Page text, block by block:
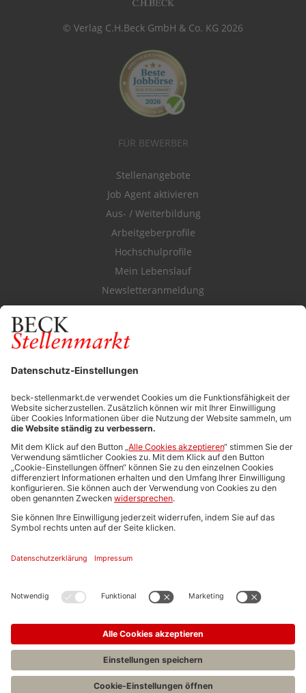
© Verlag C.H.Beck GmbH & Co. KG 2026
FÜR BEWERBER
Stellenangebote
Job Agent aktivieren
Aus- / Weiterbildung
Arbeitgeberprofile
Hochschulprofile
Mein Lebenslauf
Newsletteranmeldung
Durchsuchen Sie den Stellenkatalog
FÜR ARBEITGEBER
Stellenmarktpreise
Anzeigen-AGB
Media-Daten
Newsletteranmeldung
Produktübersicht
ALLGEMEIN
FAQs
Impressum
Stellenangebote C.H.BECK